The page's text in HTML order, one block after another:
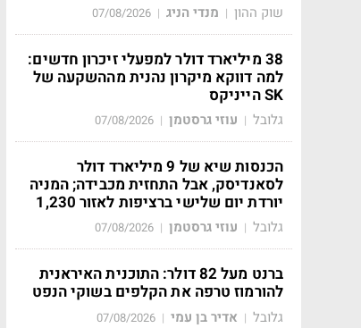
שוק ההון | מנדי הניג |
07/08/2026
38 מיליארד דולר למפעלי זיכרון חדשים:
למה דווקא מיקרון נהנית מההשקעה של
SK הייניקס
גלובל | עוזי גרסטמן |
07/08/2026
הכנסות שיא של 9 מיליארד דולר
לסאנדיסק, אבל התחזית מכבידה; המניה
יורדת יום שלישי ברציפות לאזור 1,230
גלובל | עוזי גרסטמן |
07/08/2026
ברנט מעל 82 דולר: התוכנית האיראנית
להורמוז טרפה את הקלפים בשוקי הנפט
גלובל | אדיר בן עמי |
07/08/2026